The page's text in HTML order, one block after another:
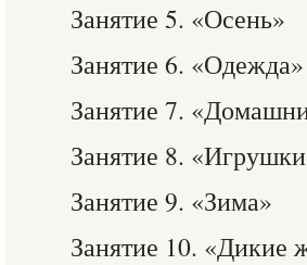
Занятие 5. «Осень»
Занятие 6. «Одежда»
Занятие 7.
Занятие 8.
Занятие 9. «Зима»
Занятие 10. «Дикие